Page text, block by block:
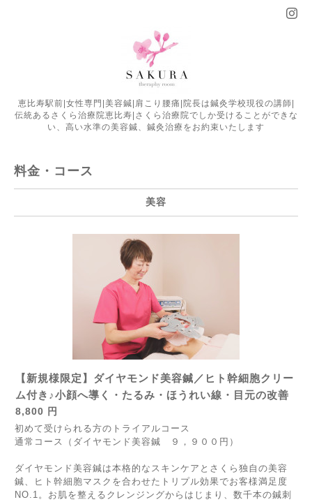
恵比寿駅前|女性専門|美容鍼|肩こり腰痛|院長は鍼灸学校現役の講師|
伝統あるさくら治療院恵比寿|さくら治療院でしか受けることができな
い、高い水準の美容鍼、鍼灸治療をお約束いたします
料金・コース
美容
【新規様限定】ダイヤモンド美容鍼／ヒト幹細胞クリー
ム付き♪小顔へ導く・たるみ・ほうれい線・目元の改善
8,800 円
初めて受けられる方のトライアルコース
通常コース（ダイヤモンド美容鍼 ９，９００円）
ダイヤモンド美容鍼は本格的なスキンケアとさくら独自の美容
鍼、ヒト幹細胞マスクを合わせたトリプル効果でお客様満足度
NO.1。お肌を整えるクレンジングからはじまり、数千本の鍼刺